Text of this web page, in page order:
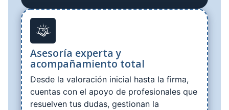
Asesoría experta y
acompañamiento total
Desde la valoración inicial hasta la firma,
cuentas con el apoyo de profesionales que
resuelven tus dudas, gestionan la